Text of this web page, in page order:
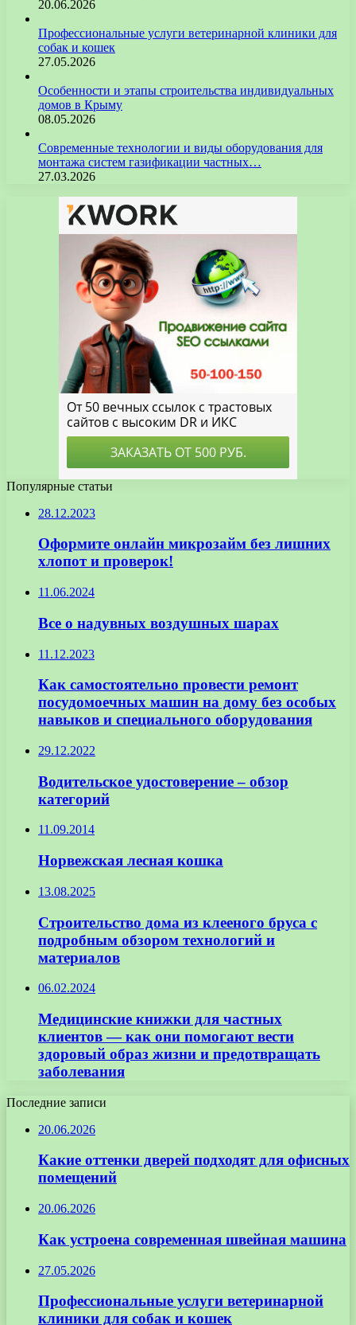
20.06.2026
Профессиональные услуги ветеринарной клиники для
собак и кошек
27.05.2026
Особенности и этапы строительства индивидуальных
домов в Крыму
08.05.2026
Современные технологии и виды оборудования для
монтажа систем газификации частных…
27.03.2026
Популярные статьи
28.12.2023
Оформите онлайн микрозайм без лишних
хлопот и проверок!
11.06.2024
Все о надувных воздушных шарах
11.12.2023
Как самостоятельно провести ремонт
посудомоечных машин на дому без особых
навыков и специального оборудования
29.12.2022
Водительское удостоверение – обзор
категорий
11.09.2014
Норвежская лесная кошка
13.08.2025
Строительство дома из клееного бруса с
подробным обзором технологий и
материалов
06.02.2024
Медицинские книжки для частных
клиентов — как они помогают вести
здоровый образ жизни и предотвращать
заболевания
Последние записи
20.06.2026
Какие оттенки дверей подходят для офисных
помещений
20.06.2026
Как устроена современная швейная машина
27.05.2026
Профессиональные услуги ветеринарной
клиники для собак и кошек